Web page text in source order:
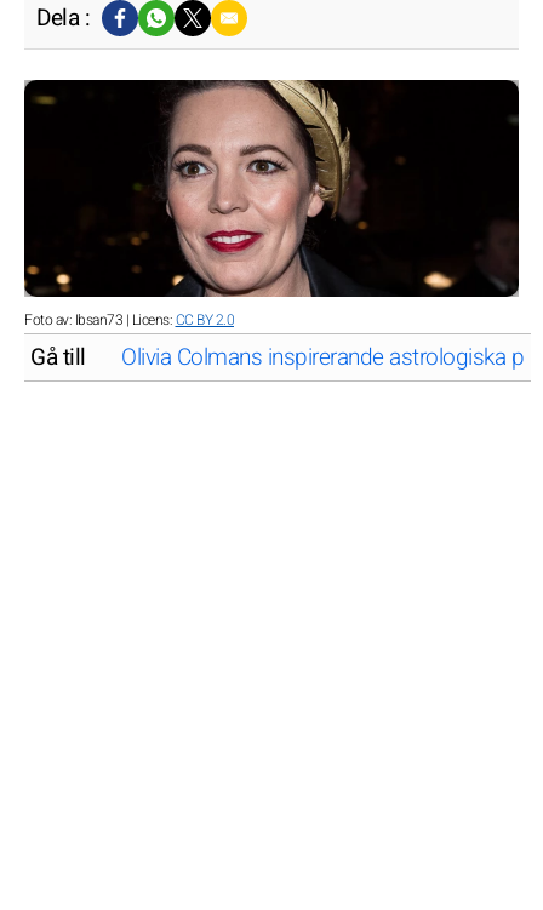
Dela :
Foto av: Ibsan73 | Licens:CC BY 2.0
Gå till Olivia Colmans inspirerande astrologiska